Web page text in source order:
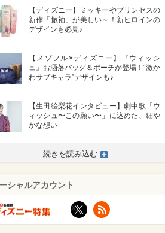
【ディズニー】ミッキーやプリンセスの
新作「振袖」が美しい～！新ヒロインの
デザインも必見♪
【メゾフル×ディズニー】『ウィッシ
ュ』お洒落バッグ＆ポーチが登場！“激か
わサブキャラ”デザインも♪
【生田絵梨花インタビュー】劇中歌「ウ
ィッシュ〜この願い〜」に込めた、細や
かな想い
続きを読み込む
シャルアカウント
X